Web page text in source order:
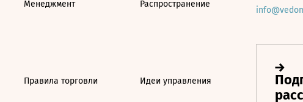
Менеджмент Распространение
Правила торговли Идеи управления